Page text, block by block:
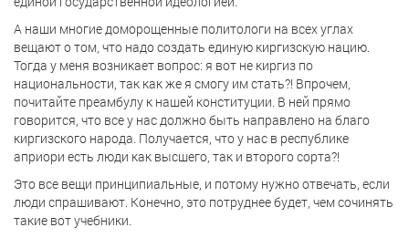
А наши многие доморощенные политологи на всех углах
вещают о том, что надо создать единую киргизскую нацию.
Тогда у меня возникает вопрос: я вот не киргиз по
национальности, так как же я смогу им стать?! Впрочем,
почитайте преамбулу к нашей конституции. В ней прямо
говорится, что все у нас должно быть направлено на благо
киргизского народа. Получается, что у нас в республике
априори есть люди как высшего, так и второго сорта?!
Это все вещи принципиальные, и потому нужно отвечать, если
люди спрашивают. Конечно, это потруднее будет, чем сочинять
такие вот учебники.